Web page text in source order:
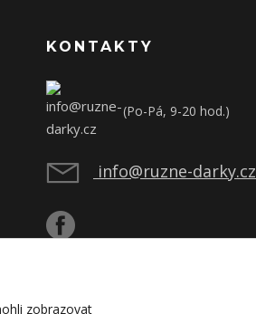
KONTAKTY
(Po-Pá, 9-20 hod.)
info@ruzne-darky.cz
zobrazovat